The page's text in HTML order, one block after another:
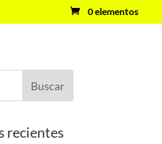
0 elementos
recientes